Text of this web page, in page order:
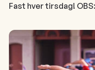
Fast hver tirsdag!